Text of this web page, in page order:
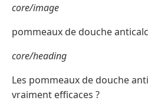
core/image
pommeaux de douche
core/heading
Les pommeaux de douche
vraiment efficaces ?